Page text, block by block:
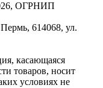
ОГРНИП
614068, ул.
касающаяся
товаров, носит
условиях не